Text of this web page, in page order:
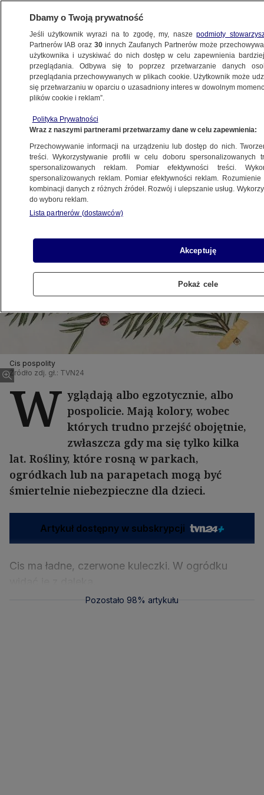
POLSKA
Stało się, dziecko TO połknęło, co
robić? Żadne mleko, raczej czarne
antidotum
3.06.2023, 13:28
Udostępnij
Cis pospolity
Źródło zdj. gł.: TVN24
W yglądają albo egzotycznie, albo
pospolicie. Mają kolory, wobec
których trudno przejść obojętnie,
zwłaszcza gdy ma się tylko kilka
lat. Rośliny, które rosną w parkach,
ogródkach lub na parapetach mogą być
śmiertelnie niebezpieczne dla dzieci.
Artykuł dostępny w subskrypcji
Cis ma ładne, czerwone kuleczki. W ogródku
Pozostało 98% artykułu
Dbamy o Twoją prywatność
Jeśli użytkownik wyrazi na to zgodę, my, naszepodmioty
Partnerów IAB oraz30 innych Zaufanych Partnerów może
użytkownika i uzyskiwać do nich dostęp w celu zapewnienia
przeglądania. Odbywa się to poprzez przetwarzanie danych
przeglądania przechowywanych w plikach cookie. Użytkownik może
się przetwarzaniu w oparciu o uzasadniony interes w dowolnym
plików cookie i reklam”.
Polityka Prywatności
Wraz z naszymi partnerami przetwarzamy dane w celu zapewnienia:
Przechowywanie informacji na urządzeniu lub dostęp do nich.
treści. Wykorzystywanie profili w celu doboru spersonalizowanych
spersonalizowanych reklam. Pomiar efektywności treści.
spersonalizowanych reklam. Pomiar efektywności reklam.
kombinacji danych z różnych źródeł. Rozwój i ulepszanie usług.
do wyboru reklam.
Lista partnerów (dostawców)
Akceptuję
Pokaż cele